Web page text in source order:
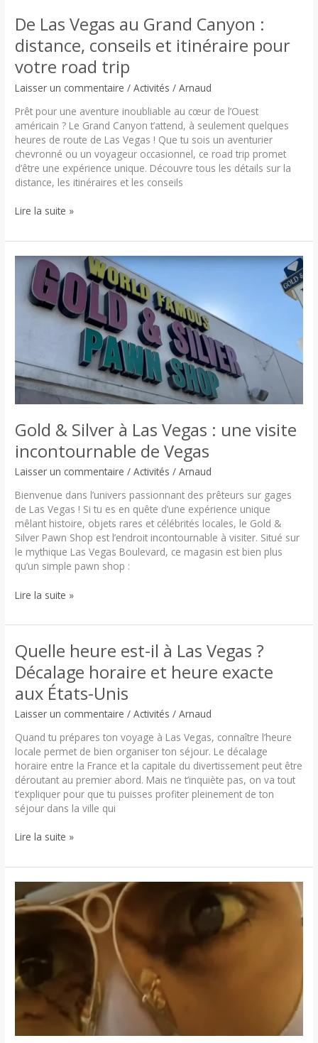
manquer
De Las Vegas au Grand Canyon :
distance, conseils et itinéraire pour
votre road trip
Laisser un commentaire /Activités /Arnaud
Prêt pour une aventure inoubliable au cœur de l’Ouest
américain ? Le Grand Canyon t’attend, à seulement quelques
heures de route de Las Vegas ! Que tu sois un aventurier
chevronné ou un voyageur occasionnel, ce road trip promet
d’être une expérience unique. Découvre tous les détails sur la
distance, les itinéraires et les conseils
De
Vegas
au
Grand
Canyon
distance,
pour
votre
Lire la suite »
Gold & Silver à Las Vegas : une visite
incontournable de Vegas
Laisser un commentaire /Activités /Arnaud
Bienvenue dans l’univers passionnant des prêteurs sur gages
de Las Vegas ! Si tu es en quête d’une expérience unique
mêlant histoire, objets rares et célébrités locales, le Gold &
Silver Pawn Shop est l’endroit incontournable à visiter. Situé sur
le mythique Las Vegas Boulevard, ce magasin est bien plus
qu’un simple pawn shop :
Gold
Silver
Las
Vegas
:
une
visite
incontournable
de
Vegas
Lire la suite »
Quelle heure est-il à Las Vegas ?
Décalage horaire et heure exacte
aux États-Unis
Laisser un commentaire /Activités /Arnaud
Quand tu prépares ton voyage à Las Vegas, connaître l’heure
locale permet de bien organiser ton séjour. Le décalage
horaire entre la France et la capitale du divertissement peut être
déroutant au premier abord. Mais ne t’inquiète pas, on va tout
t’expliquer pour que tu puisses profiter pleinement de ton
séjour dans la ville qui
Quelle
est-
il
Las
horaire
et
aux
États-
Lire la suite »